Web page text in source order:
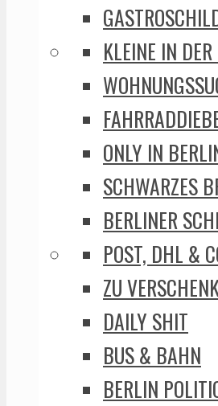
KLEINE IN DER
ONLY IN
SCHWARZES
BERLINER
POST, DHL &
ZU
DAILY SHIT
BUS & BAHN
BERLIN